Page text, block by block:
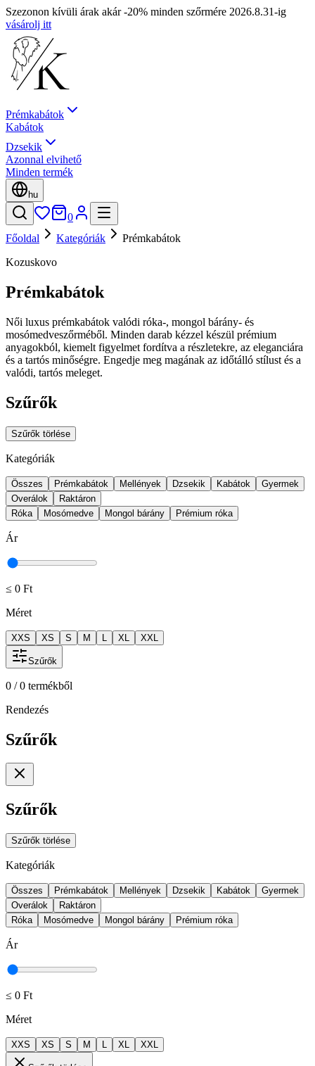
Szezonon kívüli árak akár -20% minden szőrmére 2026.8.31-ig
vásárolj itt
Prémkabátok
Kabátok
Dzsekik
Azonnal elvihető
Minden termék
hu
0
Főoldal
Kategóriák
Prémkabátok
Kozuskovo
Prémkabátok
Női luxus prémkabátok valódi róka-, mongol bárány- és
mosómedveszőrméből. Minden darab kézzel készül prémium
anyagokból, kiemelt figyelmet fordítva a részletekre, az eleganciára
és a tartós minőségre. Engedje meg magának az időtálló stílust és a
valódi, tartós meleget.
Szűrők
Szűrők törlése
Kategóriák
Összes Prémkabátok Mellények Dzsekik Kabátok
Gyermek
Overálok
Raktáron
Róka
Mosómedve Mongol bárány Prémium róka
Ár
≤ 0 Ft
Méret
XXS XS S M L XL XXL
Szűrők
0 /0 termékből
Rendezés
Szűrők
Szűrők
Szűrők törlése
Kategóriák
Összes Prémkabátok Mellények Dzsekik Kabátok
Gyermek
Overálok
Raktáron
Róka
Mosómedve Mongol bárány Prémium róka
Ár
≤ 0 Ft
Méret
XXS XS S M L XL XXL